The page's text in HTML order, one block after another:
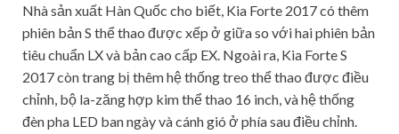
Nhà sản xuất Hàn Quốc cho biết, Kia Forte 2017 có thêm
phiên bản S thể thao được xếp ở giữa so với hai phiên bản
tiêu chuẩn LX và bản cao cấp EX. Ngoài ra, Kia Forte S
2017 còn trang bị thêm hệ thống treo thể thao được điều
chỉnh, bộ la-zăng hợp kim thể thao 16 inch, và hệ thống
đèn pha LED ban ngày và cánh gió ở phía sau điều chỉnh.